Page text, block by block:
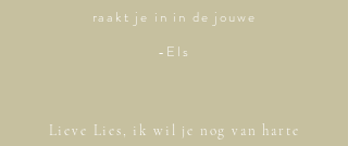
raakt je in in de jouwe
-Els
Lieve Lies, ik wil je nog van harte